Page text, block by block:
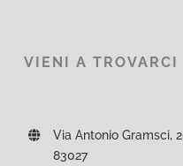
VIENI A TROVARCI
Via Antonio Gramsci,
83027